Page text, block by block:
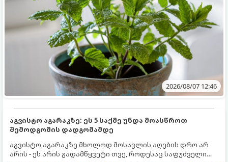
2026/08/07 12:46
აგვისტო აგარაკზე: ეს 5 საქმე უნდა მოასწროთ
შემოდგომის დადგომამდე
აგვისტო აგარაკზე მხოლოდ მოსავლის აღების დრო არ
არის - ეს არის გადამწყვეტი თვე, როდესაც საფუძველი